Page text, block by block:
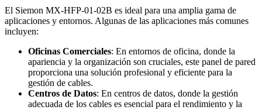
El Siemon MX-HFP-01-02B es ideal para una amplia gama de
aplicaciones y entornos. Algunas de las aplicaciones más comunes
incluyen:
Oficinas Comerciales: En entornos de oficina, donde la
apariencia y la organización son cruciales, este panel de pared
proporciona una solución profesional y eficiente para la
gestión de cables.
Centros de Datos: En centros de datos, donde la gestión
adecuada de los cables es esencial para el rendimiento y la